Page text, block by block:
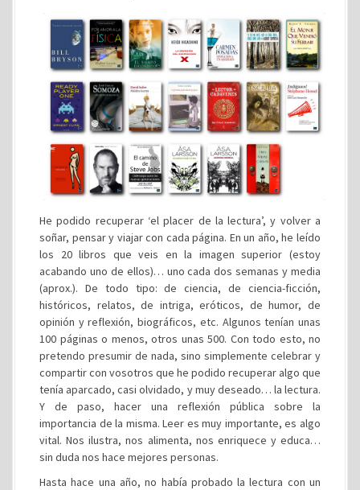
He podido recuperar ‘el placer de la lectura’, y volver a
soñar, pensar y viajar con cada página. En un año, he leído
los 20 libros que veis en la imagen superior (estoy
acabando uno de ellos)… uno cada dos semanas y media
(aprox.). De todo tipo: de ciencia, de ciencia-ficción,
históricos, relatos, de intriga, eróticos, de humor, de
opinión y reflexión, biográficos, etc. Algunos tenían unas
100 páginas o menos, otros unas 500. Con todo esto, no
pretendo presumir de nada, sino simplemente celebrar y
compartir con vosotros que he podido recuperar algo que
tenía aparcado, casi olvidado, y muy deseado… la lectura.
Y de paso, hacer una reflexión pública sobre la
importancia de la misma. Leer es muy importante, es algo
vital. Nos ilustra, nos alimenta, nos enriquece y educa…
sin duda nos hace mejores personas.
Hasta hace una año, no había probado la lectura con un